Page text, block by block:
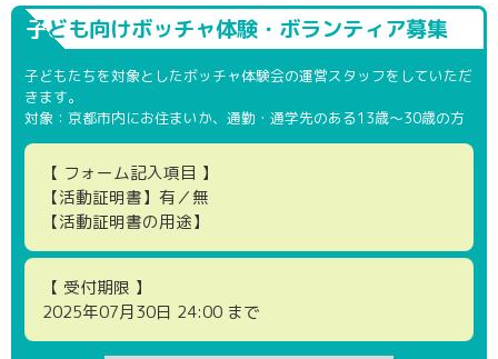
子ども向けボッチャ体験・ボランティア募集
子どもたちを対象としたボッチャ体験会の運営スタッフをしていただ
きます。
対象：京都市内にお住まいか、通勤・通学先のある13歳～30歳の方
【 フォーム記入項目 】
【活動証明書】有／無
【活動証明書の用途】
【 受付期限 】
2025年07月30日 24:00 まで